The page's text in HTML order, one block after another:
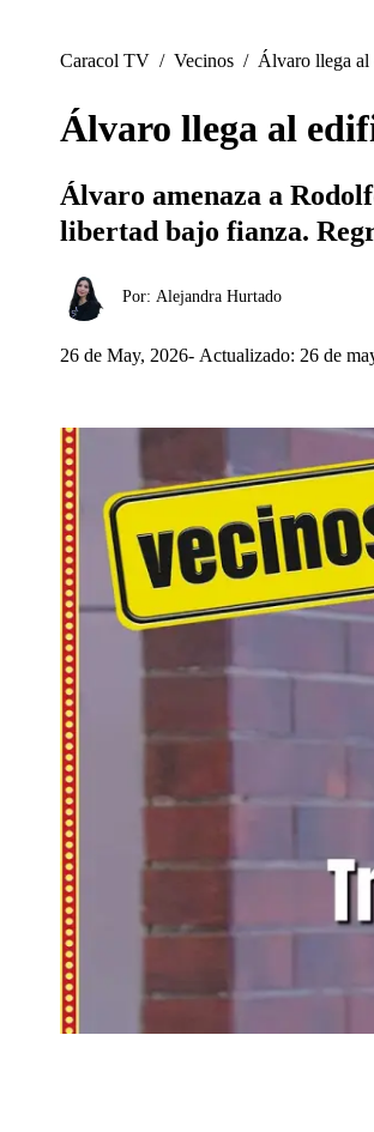
Caracol TV / Vecinos / Álvaro llega al
Álvaro llega al
Álvaro amenaza a
libertad bajo fianza.
Por: Alejandra Hurtado
26 de May, 2026 Actualizado: 26 de